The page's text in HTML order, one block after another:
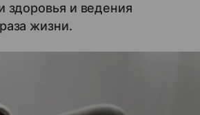
здоровья и ведения
жизни.